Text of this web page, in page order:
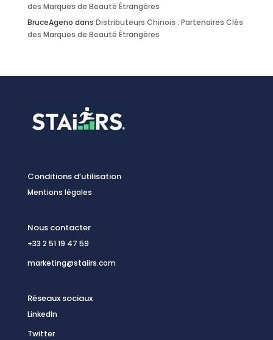
des Marques de Beauté Étrangères
BruceAgeno dans Distributeurs Chinois : Partenaires Clés
des Marques de Beauté Étrangères
Conditions d’utilisation
Mentions légales
Nous contacter
+33 2 51 19 47 59
marketing@staiirs.com
Réseaux sociaux
LinkedIn
Twitter